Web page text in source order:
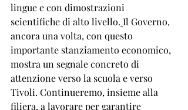
lingue e con dimostrazioni
scientifiche di alto livello. Il Governo,
ancora una volta, con questo
importante stanziamento economico,
mostra un segnale concreto di
attenzione verso la scuola e verso
Tivoli. Continueremo, insieme alla
filiera, a lavorare per garantire